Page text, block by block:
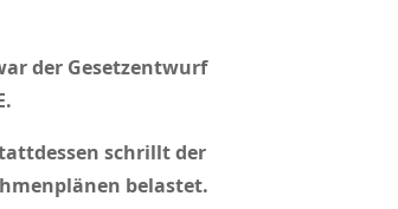
der Gesetzentwurf
schrillt der
belastet.